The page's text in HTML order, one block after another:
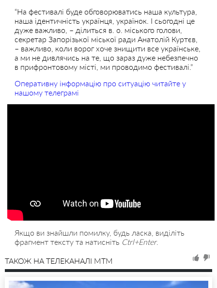
“На фестивалі буде обговорюватись наша культура,
наша ідентичність українця, українок. І сьогодні це
дуже важливо, – ділиться в. о. міського голови,
секретар Запорізької міської ради Анатолій Куртєв,
– важливо, коли ворог хоче знищити все українське,
а ми не дивлячись на те, що зараз дуже небезпечно
в прифронтовому місті, ми проводимо фестивалі.”
Оперативну інформацію про ситуацію читайте у
нашому телеграмі
Якщо ви знайшли помилку, будь ласка, виділіть
фрагмент тексту та натисніть Ctrl+Enter.
ТАКОЖ НА ТЕЛЕКАНАЛІ MTM